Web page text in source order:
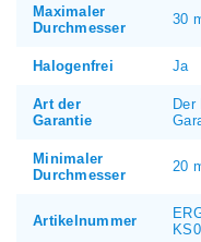
Maximaler
Durchmesser
30
Halogenfrei Ja
Art der
Garantie
Der
Minimaler
Durchmesser
20
Artikelnummer